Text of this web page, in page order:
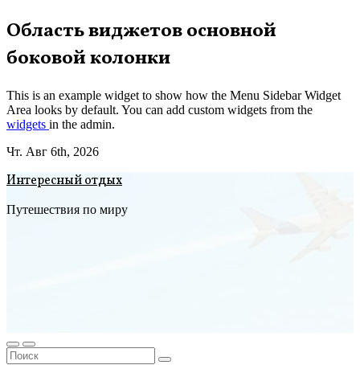
Перейти
к
содержимому
Область виджетов основной
боковой колонки
This is an example widget to show how the Menu Sidebar Widget
Area looks by default. You can add custom widgets from the
widgets in the admin.
Чт. Авг 6th, 2026
Интересный отдых
Путешествия по миру